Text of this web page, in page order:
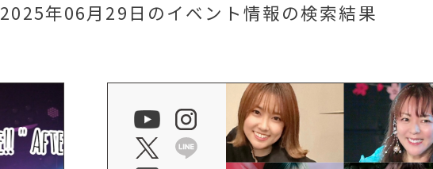
2025年06月29日のイベント情報の検索結果